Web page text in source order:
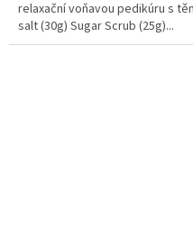
relaxační voňavou pedikúru s
salt (30g) Sugar Scrub (25g)...